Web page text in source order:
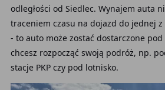
odległości od Siedlec. Wynajem auta
traceniem czasu na dojazd do jednej z
- to auto może zostać dostarczone
chcesz rozpocząć swoją podróż, np.
stacje PKP czy pod lotnisko.